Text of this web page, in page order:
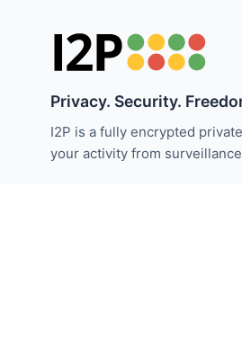
Privacy. Security.
I2P is a fully encrypted
your activity from